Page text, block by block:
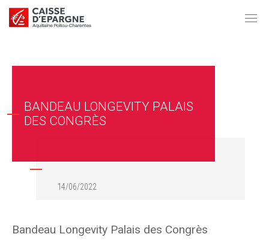
BANDEAU LONGEVITY PALAIS
DES CONGRÈS
14/06/2022
Bandeau Longevity Palais des Congrès